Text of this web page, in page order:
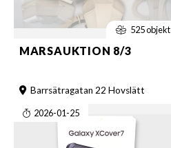
525 objekt
MARSAUKTION 8/3
Barrsätragatan 22 Hovslätt
2026-01-25